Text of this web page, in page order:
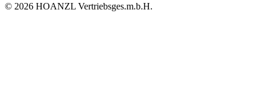
© 2026 HOANZL Vertriebsges.m.b.H.